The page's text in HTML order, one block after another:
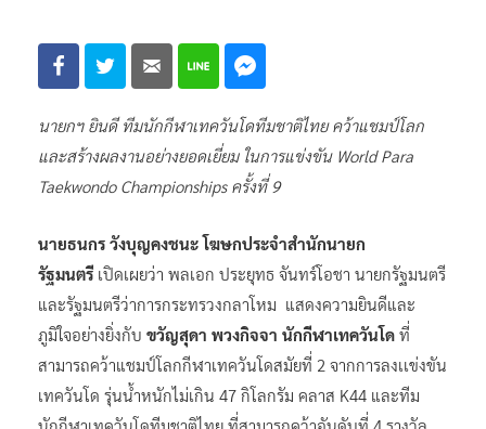
นายกฯ ยินดี ทีมนักกีฬาเทควันโดทีมชาติไทย คว้าแชมป์โลก
และสร้างผลงานอย่างยอดเยี่ยม ในการแข่งขัน World Para
Taekwondo Championships ครั้งที่ 9
นายธนกร วังบุญคงชนะ โฆษกประจำสำนักนายก
รัฐมนตรี เปิดเผยว่า พลเอก ประยุทธ จันทร์โอชา นายกรัฐมนตรี
และรัฐมนตรีว่าการกระทรวงกลาโหม แสดงความยินดีและ
ภูมิใจอย่างยิ่งกับ ขวัญสุดา พวงกิจจา นักกีฬาเทควันโด ที่
สามารถคว้าแชมป์โลกกีฬาเทควันโดสมัยที่ 2 จากการลงเเข่งขัน
เทควันโด รุ่นน้ำหนักไม่เกิน 47 กิโลกรัม คลาส K44 และทีม